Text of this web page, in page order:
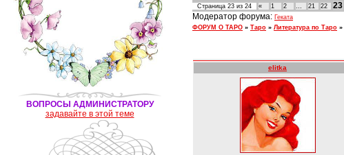
ВОПРОСЫ АДМИНИСТРАТОРУ
задавайте в этой теме
Страница 23 из 24 « 1 2 … 21 22 23
Модератор форума: Геката
ФОРУМ О ТАРО » Таро » Литература по Таро »
elitka